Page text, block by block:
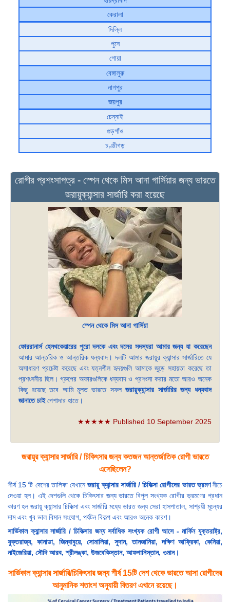
কেরালা
দিল্লি
পুনে
গোয়া
বেঙ্গালুরু
নাগপুর
জয়পুর
চেন্নাই
গুড়গাঁও
চণ্ডীগড়
রোগীর প্রশংসাপত্র - স্পেন থেকে মিস আনা গার্সিয়ার জন্য ভারতে
জরায়ুক্যান্সার সার্জারি করা হয়েছে
স্পেন থেকে মিস আনা গার্সিয়া
ফোররানার্স হেলথকেয়ারের পুরো দলকে এবং দলের সদস্যরা আমার জন্য যা করেছেন
আমার আন্তরিক ও আন্তরিক ধন্যবাদ। দলটি আমার জরায়ুর ক্যান্সার সার্জারিতে যে
অসাধারণ প্রচেষ্টা করেছে এবং যত্নশীল হৃদয়গুলি আমাকে জুড়ে সহায়তা করেছে তা
প্রশংসনীয় ছিল। গ্রুপের অফারগুলিকে ধন্যবাদ ও প্রশংসা করার মতো আরও অনেক
কিছু রয়েছে তবে আমি মূলত ভারতে সফলজরায়ুক্যান্সার সার্জারির জন্য ধন্যবাদ
জানাতে চাইপেশাদার হাতে।
★★★★★ Published 10 September 2025
জরায়ুর ক্যান্সার সার্জারি / চিকিৎসার জন্য কতজন আন্তর্জাতিক রোগী ভারতে
এসেছিলেন?
শীর্ষ 15 টি দেশের তালিকা যেখানেজরায়ু ক্যান্সার সার্জারি / চিকিত্সা রোগীদের ভারত ভ্রমণনীচে
দেওয়া হল। এই দেশগুলি থেকে চিকিৎসার জন্য ভারতে বিপুল সংখ্যক রোগীর ভ্রমণের প্রধান
কারণ হল জরায়ু ক্যান্সার চিকিত্সা এবং সার্জারি মধ্যে ভারত জন্য সেরা হাসপাতাল, সাশ্রয়ী মূল্যের
দাম এবং খুব ভাল বিমান সংযোগ, পর্যটন বিকল্প এবং আরও অনেক কারণ।
সার্ভিকাল ক্যান্সার সার্জারি / চিকিত্সার জন্য সর্বাধিক সংখ্যক রোগী আসে - মার্কিন যুক্তরাষ্ট্র,
যুক্তরাজ্য, কানাডা, জিম্বাবুয়ে, সোমালিয়া, সুদান, তানজানিয়া, দক্ষিণ আফ্রিকা, কেনিয়া,
নাইজেরিয়া, সৌদি আরব, শ্রীলঙ্কা, উজবেকিস্তান, আফগানিস্তান, ওমান।
সার্ভিকাল ক্যান্সার সার্জারি/চিকিৎসার জন্য শীর্ষ 15টি দেশ থেকে ভারতে আসা রোগীদের
আনুমানিক শতাংশ অনুযায়ী বিতরণ এখানে রয়েছে।